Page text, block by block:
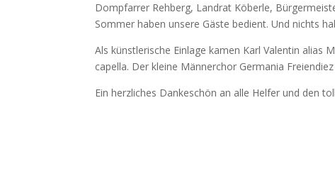
Dompfarrer Rehberg, Landrat Köberle,
Sommer haben unsere Gäste bedient. Und nichts
Als künstlerische Einlage kamen Karl Valentin alias
capella. Der kleine Männerchor Germania
Ein herzliches Dankeschön an alle Helfer und den